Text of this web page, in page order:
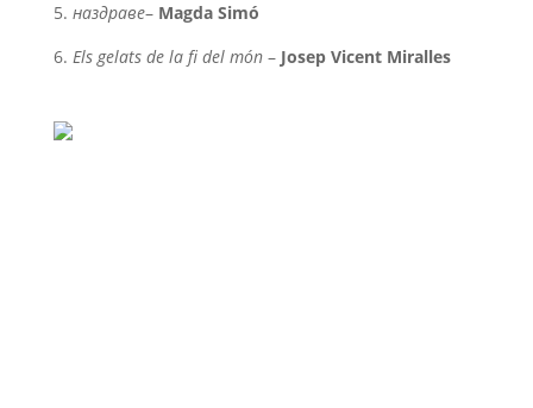
5. наздраве– Magda Simó
6. Els gelats de la fi del món – Josep Vicent Miralles